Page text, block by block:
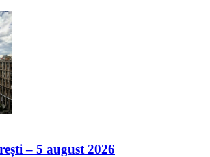
– 5 august 2026